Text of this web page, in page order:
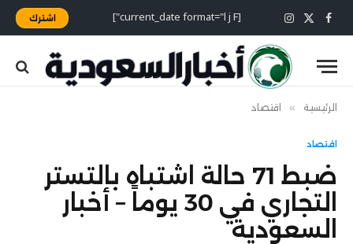
فيسبوك
X
(Twitter)
الانستغرام [current_date format="l j F"] اشترك
الرئيسية » اقتصاد
اقتصاد
ضبط 71 حالة اشتباه بالتستر
التجاري في 30 يوماً – أخبار
السعودية